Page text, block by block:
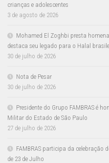
crianças e adolescentes
3 de agosto de 2026
Mohamed El Zoghbi presta
destaca seu legado para o Halal
30 de julho de 2026
Nota de Pesar
30 de julho de 2026
Presidente do Grupo FAMBRAS é
Militar do Estado de São Paulo
27 de julho de 2026
FAMBRAS participa da celebração
de 23 de Julho